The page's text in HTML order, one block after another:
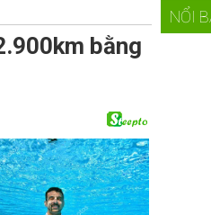
bằng
NỔI